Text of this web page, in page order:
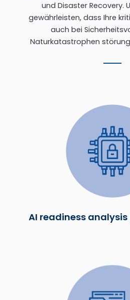
und Disaster Recovery.
gewährleisten, dass Ihre
auch bei
Naturkatastrophen
AI readiness analysis